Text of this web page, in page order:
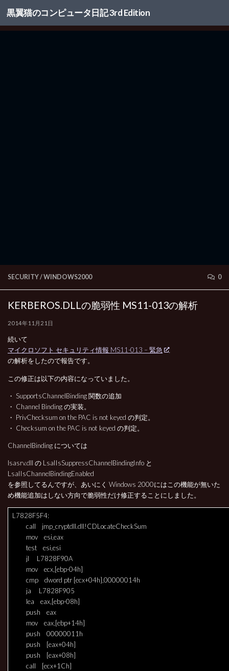
コンテンツへスキップ
黒翼猫のコンピュータ日記 3rd Edition
SECURITY/WINDOWS2000 0
KERBEROS.DLLの脆弱性 MS11-013の解析
2014年11月21日
続いて
マイクロソフト セキュリティ情報 MS11-013 – 緊急
の解析をしたので報告です。
この修正は以下の内容になっていました。
・ SupportsChannelBinding 関数の追加
・ Channel Binding の実装。
・ PrivChecksum on the PAC is not keyed の判定。
・ Checksum on the PAC is not keyed の判定。
ChannelBinding については
lsasrv.dll の LsaIIsSuppressChannelBindingInfo と
LsaIIsChannelBindingEnabled
を参照してるんですが、あいにく Windows 2000にはこの機能が無いた
め機能追加はしない方向で脆弱性だけ修正することにしました。
L7828F5F4:
call jmp_cryptdll.dll!CDLocateCheckSum
mov esi,eax
test esi,esi
jl L7828F90A
mov ecx,[ebp-04h]
cmp dword ptr [ecx+04h],00000014h
ja L7828F905
lea eax,[ebp-08h]
push eax
mov eax,[ebp+14h]
push 00000011h
push [eax+04h]
push [eax+08h]
call [ecx+1Ch]